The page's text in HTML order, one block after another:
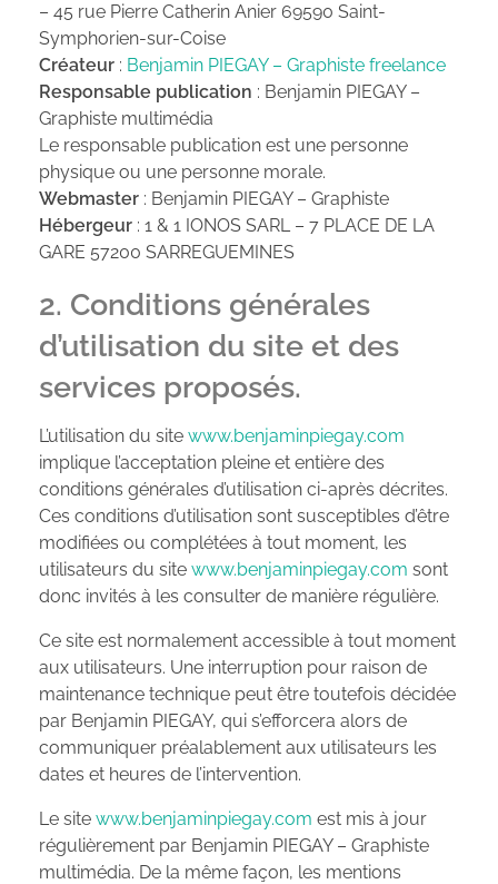
– 45 rue Pierre Catherin Anier 69590 Saint-
Symphorien-sur-Coise
Créateur : Benjamin PIEGAY – Graphiste freelance
Responsable publication : Benjamin PIEGAY –
Graphiste multimédia
Le responsable publication est une personne
physique ou une personne morale.
Webmaster : Benjamin PIEGAY – Graphiste
Hébergeur : 1 & 1 IONOS SARL – 7 PLACE DE LA
GARE 57200 SARREGUEMINES
2. Conditions générales
d’utilisation du site et des
services proposés.
L’utilisation du site www.benjaminpiegay.com
implique l’acceptation pleine et entière des
conditions générales d’utilisation ci-après décrites.
Ces conditions d’utilisation sont susceptibles d’être
modifiées ou complétées à tout moment, les
utilisateurs du site www.benjaminpiegay.com sont
donc invités à les consulter de manière régulière.
Ce site est normalement accessible à tout moment
aux utilisateurs. Une interruption pour raison de
maintenance technique peut être toutefois décidée
par Benjamin PIEGAY, qui s’efforcera alors de
communiquer préalablement aux utilisateurs les
dates et heures de l’intervention.
Le site www.benjaminpiegay.com est mis à jour
régulièrement par Benjamin PIEGAY – Graphiste
multimédia. De la même façon, les mentions